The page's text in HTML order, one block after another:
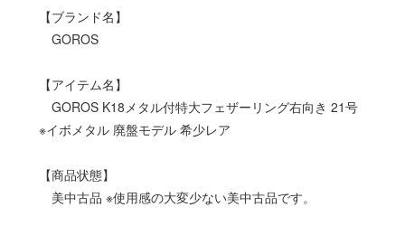
【ブランド名】
GOROS
【アイテム名】
GOROS K18メタル付特大フェザーリング右向き 21号
※イボメタル 廃盤モデル 希少レア
【商品状態】
美中古品 ※使用感の大変少ない美中古品です。